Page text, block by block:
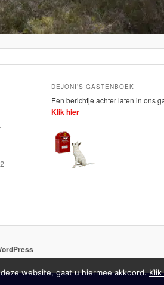
DEJONI’S GASTENBOEK
Een berichtje achter laten in ons
Klik hier
website, gaat u hiermee akkoord.